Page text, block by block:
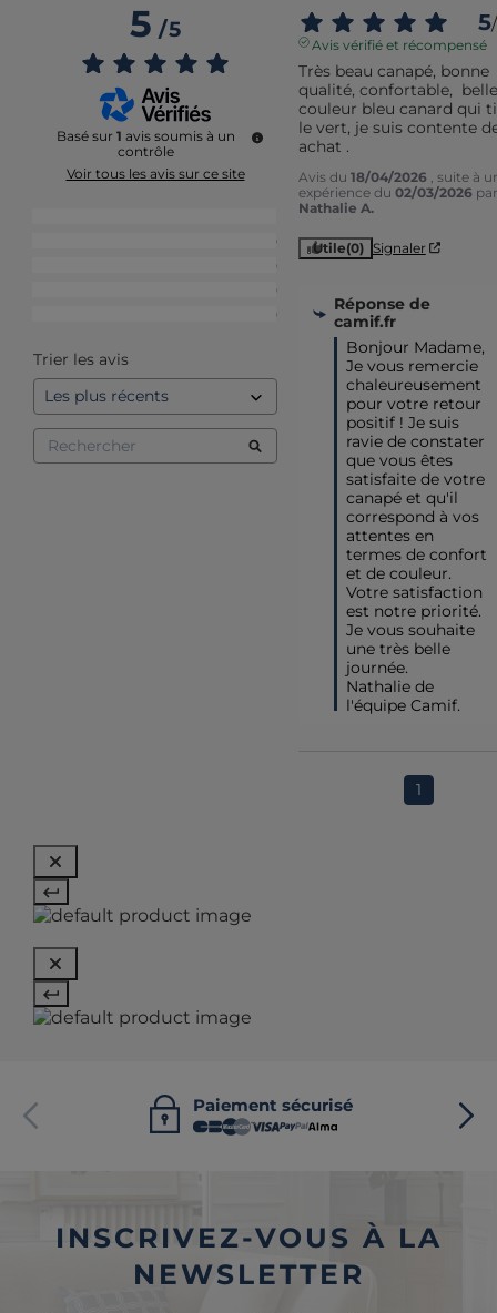
5/5
Basé sur 1 avis soumis à un
contrôle
Voir tous les avis sur ce site
0
0
0
0
Trier les avis
5/
Avis vérifié et récompensé
Très beau canapé, bonne
qualité, confortable,  belle
couleur bleu canard qui
le vert, je suis contente
achat .
Avis du 18/04/2026
, suite à
expérience du 02/03/2026 par
Nathalie A.
Utile(0) Signaler
Réponse de
camif.fr
Bonjour Madame,
Je vous remercie
chaleureusement
pour votre retour
positif ! Je suis
ravie de constater
que vous êtes
satisfaite de votre
canapé et qu'il
correspond à vos
attentes en
termes de confort
et de couleur.
Votre satisfaction
est notre priorité.
Je vous souhaite
une très belle
journée.
Nathalie de
l'équipe Camif.
1
Paiement sécurisé
INSCRIVEZ-VOUS À LA
NEWSLETTER